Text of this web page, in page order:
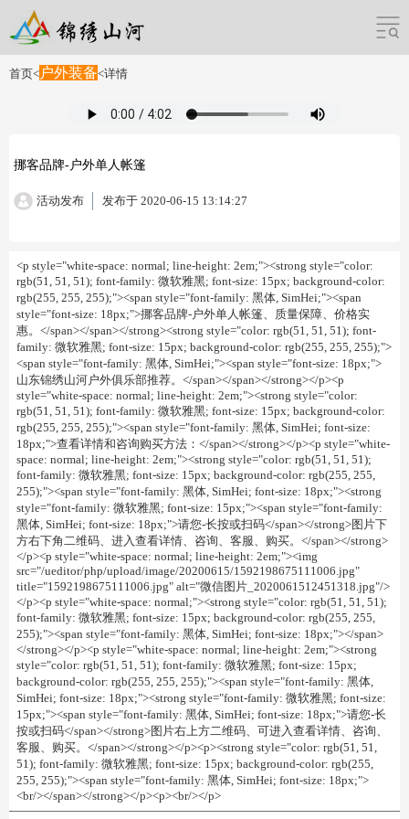
首页< 户外装备<详情
挪客品牌-户外单人帐篷
活动发布 发布于 2020-06-15 13:14:27
<p style="white-space: normal; line-height: 2em;"><strong style="color:
rgb(51, 51, 51); font-family: 微软雅黑; font-size: 15px; background-color:
rgb(255, 255, 255);"><span style="font-family: 黑体, SimHei;"><span
style="font-size: 18px;">挪客品牌-户外单人帐篷、质量保障、价格实
惠。</span></span></strong><strong style="color: rgb(51, 51, 51); font-
family: 微软雅黑; font-size: 15px; background-color: rgb(255, 255, 255);">
<span style="font-family: 黑体, SimHei;"><span style="font-size: 18px;">
山东锦绣山河户外俱乐部推荐。</span></span></strong></p><p
style="white-space: normal; line-height: 2em;"><strong style="color:
rgb(51, 51, 51); font-family: 微软雅黑; font-size: 15px; background-color:
rgb(255, 255, 255);"><span style="font-family: 黑体, SimHei; font-size:
18px;">查看详情和咨询购买方法：</span></strong></p><p style="white-
space: normal; line-height: 2em;"><strong style="color: rgb(51, 51, 51);
font-family: 微软雅黑; font-size: 15px; background-color: rgb(255, 255,
255);"><span style="font-family: 黑体, SimHei; font-size: 18px;"><strong
style="font-family: 微软雅黑; font-size: 15px;"><span style="font-family:
黑体, SimHei; font-size: 18px;">请您-长按或扫码</span></strong>图片下
方右下角二维码、进入查看详情、咨询、客服、购买。</span></strong>
</p><p style="white-space: normal; line-height: 2em;"><img
src="/ueditor/php/upload/image/20200615/1592198675111006.jpg"
title="1592198675111006.jpg" alt="微信图片_2020061512451318.jpg"/>
</p><p style="white-space: normal;"><strong style="color: rgb(51, 51, 51);
font-family: 微软雅黑; font-size: 15px; background-color: rgb(255, 255,
255);"><span style="font-family: 黑体, SimHei; font-size: 18px;"></span>
</strong></p><p style="white-space: normal; line-height: 2em;"><strong
style="color: rgb(51, 51, 51); font-family: 微软雅黑; font-size: 15px;
background-color: rgb(255, 255, 255);"><span style="font-family: 黑体,
SimHei; font-size: 18px;"><strong style="font-family: 微软雅黑; font-size:
15px;"><span style="font-family: 黑体, SimHei; font-size: 18px;">请您-长
按或扫码</span></strong>图片右上方二维码、可进入查看详情、咨询、
客服、购买。</span></strong></p><p><strong style="color: rgb(51, 51,
51); font-family: 微软雅黑; font-size: 15px; background-color: rgb(255,
255, 255);"><span style="font-family: 黑体, SimHei; font-size: 18px;">
<br/></span></strong></p><p><br/></p>